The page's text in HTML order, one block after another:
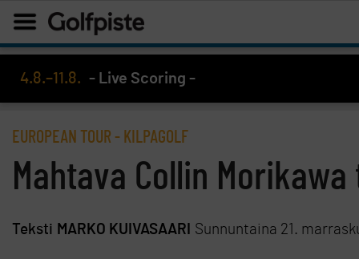
4.8.–11.8. - Live Scoring -
EUROPEAN TOUR - KILPAGOLF
Mahtava Collin
Teksti MARKO KUIVASAARI Sunnuntaina 21.